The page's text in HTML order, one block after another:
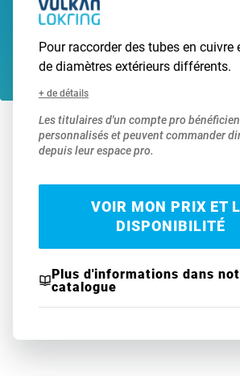
Pour raccorder des tubes en cuivre
de diamètres extérieurs différents.
+ de détails
Les titulaires d'un compte pro
personnalisés et peuvent commander
depuis leur espace pro.
VOIR MON PRIX ET
DISPONIBILITÉ
Plus d'informations dans
catalogue